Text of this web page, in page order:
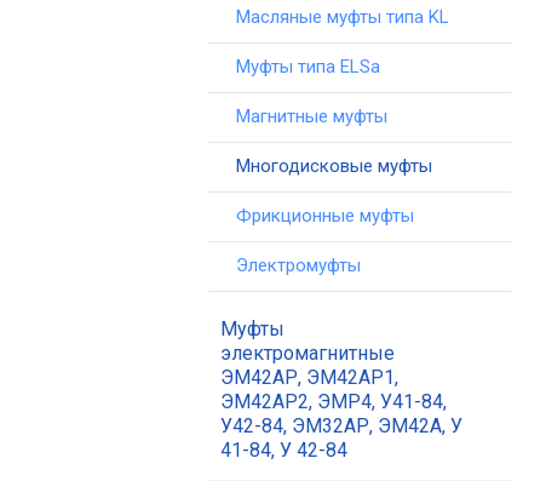
Масляные муфты типа KL
Муфты типа ELSa
Магнитные муфты
Многодисковые муфты
Фрикционные муфты
Электромуфты
Муфты
электромагнитные
ЭМ42АР, ЭМ42АР1,
ЭМ42АР2, ЭМР4, У41-84,
У42-84, ЭМ32АР, ЭМ42А, У
41-84, У 42-84